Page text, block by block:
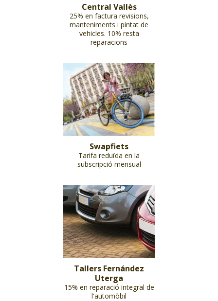
Central Vallès
25% en factura revisions,
manteniments i pintat de
vehicles. 10% resta
reparacions
Swapfiets
Tarifa reduïda en la
subscripció mensual
Tallers Fernández
Uterga
15% en reparació integral de
l'automòbil